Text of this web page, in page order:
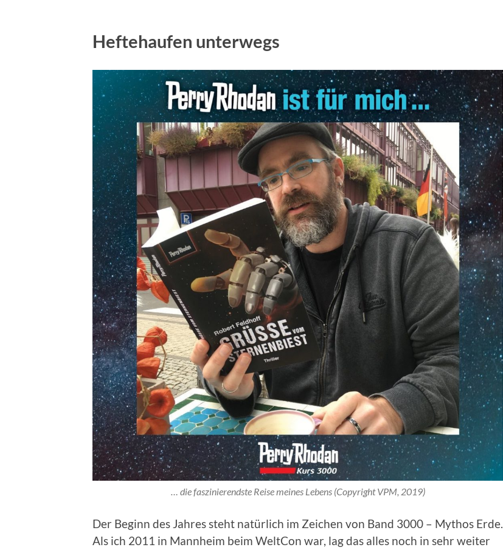
Heftehaufen unterwegs
… die faszinierendste Reise meines Lebens (Copyright VPM, 2019)
Der Beginn des Jahres steht natürlich im Zeichen von Band 3000 – Mythos Erde.
Als ich 2011 in Mannheim beim WeltCon war, lag das alles noch in sehr weiter